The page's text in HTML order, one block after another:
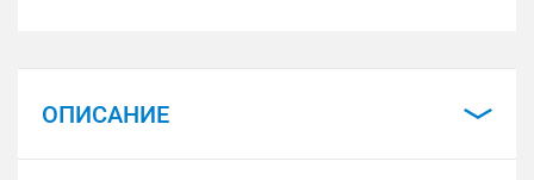
ОПИСАНИЕ